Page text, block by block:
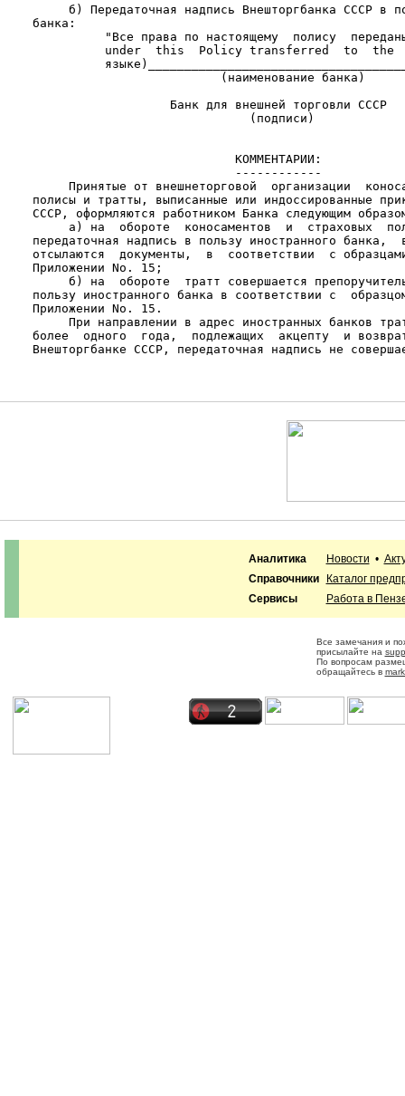
б) Передаточная надпись Внешторгбанка СССР в
    банка:
"Все права по настоящему  полису
under  this  Policy transferred  to  the
                              (наименование банка)
                       Банк для внешней торговли СССР
                                  (подписи)
                                КОММЕНТАРИИ:
                                ------------
Принятые от внешнеторговой  организации
полисы и тратты, выписанные или индоссированные
СССР, оформляются работником Банка следующим
а) на  обороте  коносаментов  и  страховых
передаточная надпись в пользу иностранного банка,
отсылаются  документы,  в  соответствии  с
    Приложении Nо. 15;
б) на  обороте  тратт совершается
пользу иностранного банка в соответствии с
    Приложении Nо. 15.
При направлении в адрес иностранных банков
более  одного  года,  подлежащих  акцепту  и
Внешторгбанке СССР, передаточная надпись не
Аналитика Новости •
Справочники
Каталог
Сервисы
Работа в
Все замечания и
присылайте на
По вопросам
обращайтесь в